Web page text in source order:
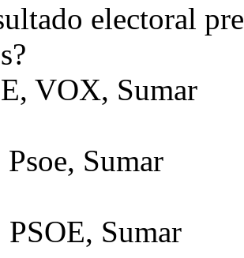
electoral
VOX, Sumar
Psoe, Sumar
PSOE, Sumar